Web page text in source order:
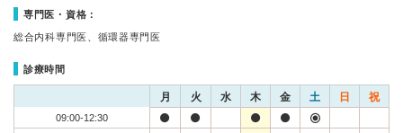
専門医・資格：
総合内科専門医、循環器専門医
診療時間
月 火 水 木 金 土 日 祝
09:00-12:30